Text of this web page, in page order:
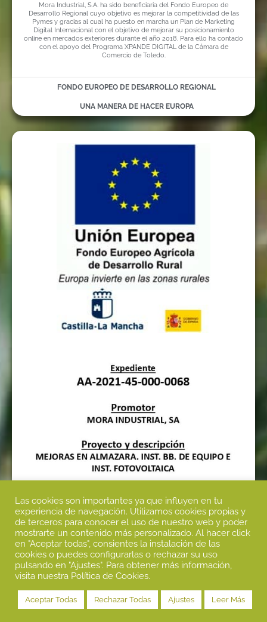
Mora Industrial, S.A. ha sido beneficiaria del Fondo Europeo de
Desarrollo Regional cuyo objetivo es mejorar la competitividad de las
Pymes y gracias al cual ha puesto en marcha un Plan de Marketing
Digital Internacional con el objetivo de mejorar su posicionamiento
online en mercados exteriores durante el año 2018. Para ello ha contado
con el apoyo del Programa XPANDE DIGITAL de la Cámara de
Comercio de Toledo.
FONDO EUROPEO DE DESARROLLO REGIONAL
UNA MANERA DE HACER EUROPA
Las cookies son importantes ya que influyen en tu
experiencia de navegación. Utilizamos cookies propias y
de terceros para conocer el uso de nuestro web y poder
mostrarte un contenido más personalizado. Al hacer click
en "Aceptar todas", consientes la instalación de las
cookies o puedes configurarlas o rechazar su uso
pulsando en "Ajustes". Para obtener más información,
visita nuestra Política de Cookies.
Aceptar Todas Rechazar Todas Ajustes Leer Más
¿Hablamos?